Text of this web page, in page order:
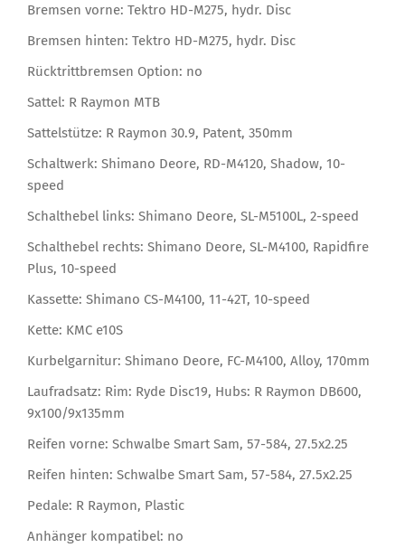
Bremsen vorne: Tektro HD-M275, hydr. Disc
Bremsen hinten: Tektro HD-M275, hydr. Disc
Rücktrittbremsen Option: no
Sattel: R Raymon MTB
Sattelstütze: R Raymon 30.9, Patent, 350mm
Schaltwerk: Shimano Deore, RD-M4120, Shadow, 10-
speed
Schalthebel links: Shimano Deore, SL-M5100L, 2-speed
Schalthebel rechts: Shimano Deore, SL-M4100, Rapidfire
Plus, 10-speed
Kassette: Shimano CS-M4100, 11-42T, 10-speed
Kette: KMC e10S
Kurbelgarnitur: Shimano Deore, FC-M4100, Alloy, 170mm
Laufradsatz: Rim: Ryde Disc19, Hubs: R Raymon DB600,
9x100/9x135mm
Reifen vorne: Schwalbe Smart Sam, 57-584, 27.5x2.25
Reifen hinten: Schwalbe Smart Sam, 57-584, 27.5x2.25
Pedale: R Raymon, Plastic
Anhänger kompatibel: no